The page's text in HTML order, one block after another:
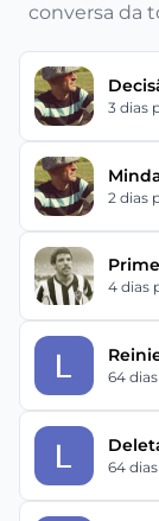
conversa da
3 dias
2 dias
4 dias
64 dias
64 dias